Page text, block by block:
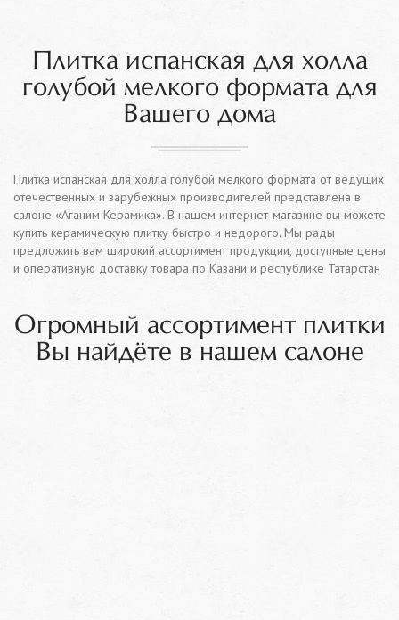
Плитка испанская для холла
голубой мелкого формата для
Вашего дома
Плитка испанская для холла голубой мелкого формата от ведущих
отечественных и зарубежных производителей представлена в
салоне «Аганим Керамика». В нашем интернет-магазине вы можете
купить керамическую плитку быстро и недорого. Мы рады
предложить вам широкий ассортимент продукции, доступные цены
и оперативную доставку товара по Казани и республике Татарстан
Огромный ассортимент плитки
Вы найдёте в нашем салоне